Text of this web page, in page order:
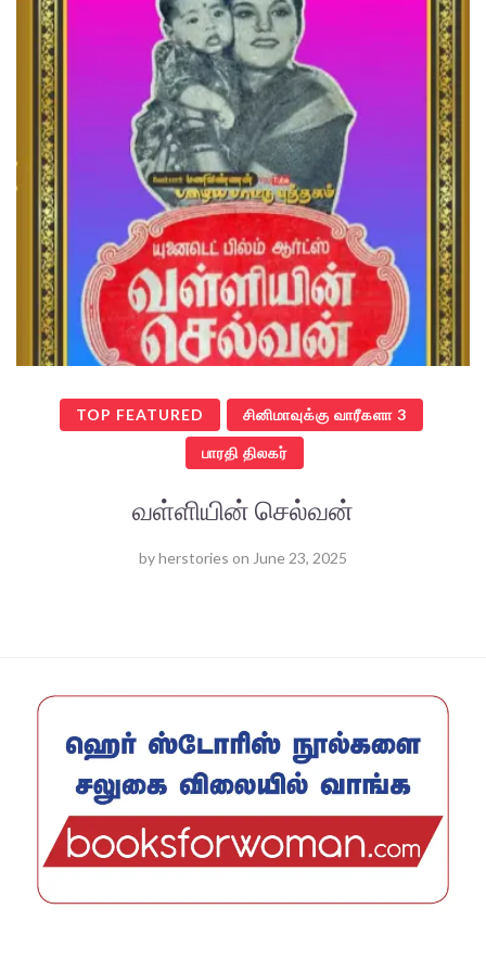
TOP FEATURED சினிமாவுக்கு வாரீகளா 3
பாரதி திலகர்
வள்ளியின் செல்வன்
byherstories on June 23, 2025